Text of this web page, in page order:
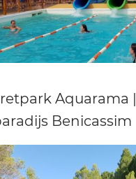
Aquarama |
Benicassim